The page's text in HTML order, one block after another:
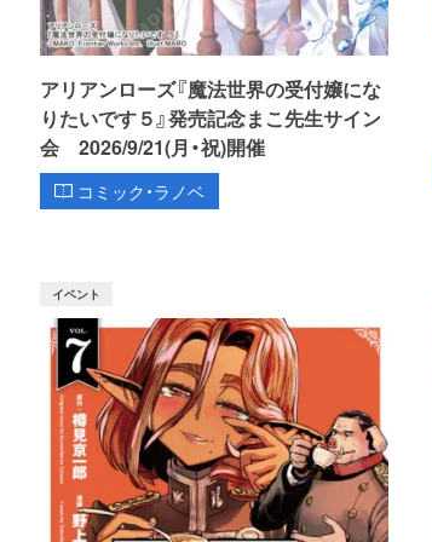
アリアンローズ『魔法世界の受付嬢にな
りたいです５』発売記念まこ先生サイン
会 2026/9/21(月・祝)開催
コミック・ラノベ
イベント